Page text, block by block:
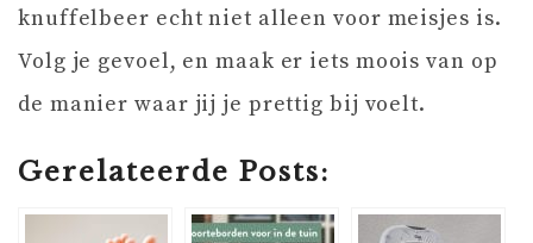
knuffelbeer echt niet alleen voor meisjes is.
Volg je gevoel, en maak er iets moois van op
de manier waar jij je prettig bij voelt.
Gerelateerde Posts: